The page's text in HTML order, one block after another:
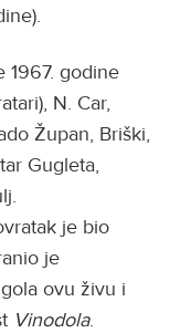
1967. godine
N. Car,
Župan, Briški,
Gugleta,
je bio
je
ovu živu i
Vinodola.